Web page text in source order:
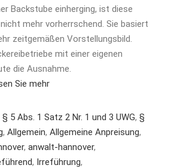
Backstube einherging, ist diese
mehr vorherrschend. Sie basiert
zeitgemäßen Vorstellungsbild.
mit einer eigenen
die Ausnahme.
Sie mehr
§ 5 Abs. 1 Satz 2 Nr. 1 und 3 UWG, §
, Allgemein, Allgemeine Anpreisung,
, anwalt-hannover,
, Irreführung,